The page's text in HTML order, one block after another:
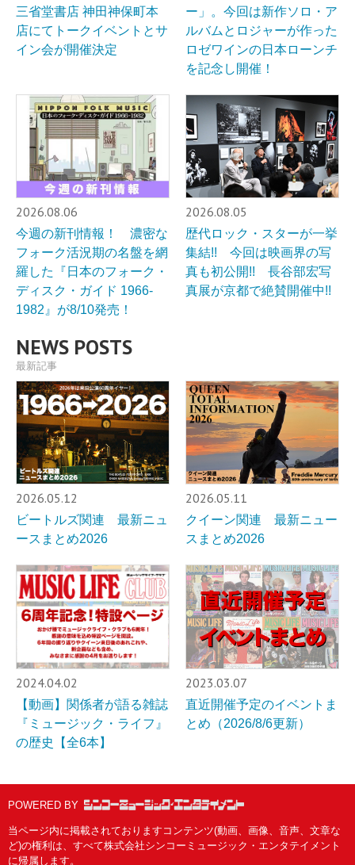
三省堂書店 神田神保町本
店にてトークイベントとサ
イン会が開催決定
ー」。今回は新作ソロ・ア
ルバムとロジャーが作った
ロゼワインの日本ローンチ
を記念し開催！
2026.08.06
今週の新刊情報！ 濃密な
フォーク活況期の名盤を網
羅した『日本のフォーク・
ディスク・ガイド 1966-
1982』が8/10発売！
2026.08.05
歴代ロック・スターが一挙
集結!! 今回は映画界の写
真も初公開!! 長谷部宏写
真展が京都で絶賛開催中!!
NEWS POSTS
最新記事
2026.05.12
ビートルズ関連 最新ニュ
ースまとめ2026
2026.05.11
クイーン関連 最新ニュー
スまとめ2026
2024.04.02
【動画】関係者が語る雑誌
『ミュージック・ライフ』
の歴史【全6本】
2023.03.07
直近開催予定のイベントま
とめ（2026/8/6更新）
POWERED BY
当ページ内に掲載されておりますコンテンツ(動画、画像、音声、文章な
ど)の権利は、すべて株式会社シンコーミュージック・エンタテイメント
に帰属します。